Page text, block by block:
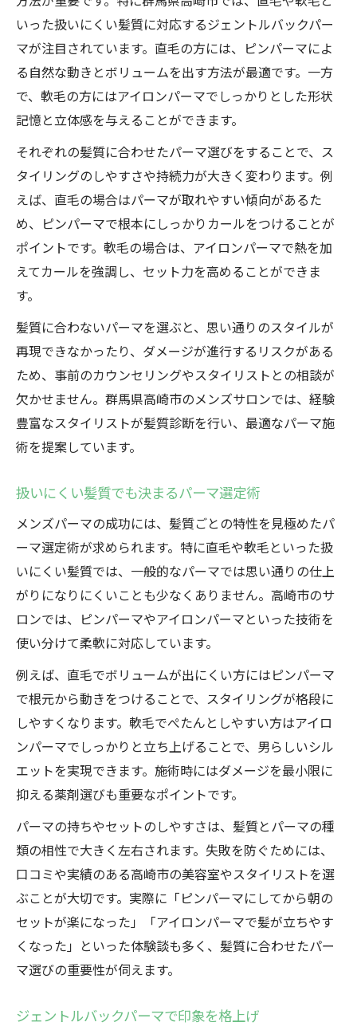
いった扱いにくい髪質に対応するジェントルバックパー
マが注目されています。直毛の方には、ピンパーマによ
る自然な動きとボリュームを出す方法が最適です。一方
で、軟毛の方にはアイロンパーマでしっかりとした形状
記憶と立体感を与えることができます。
それぞれの髪質に合わせたパーマ選びをすることで、ス
タイリングのしやすさや持続力が大きく変わります。例
えば、直毛の場合はパーマが取れやすい傾向があるた
め、ピンパーマで根本にしっかりカールをつけることが
ポイントです。軟毛の場合は、アイロンパーマで熱を加
えてカールを強調し、セット力を高めることができま
す。
髪質に合わないパーマを選ぶと、思い通りのスタイルが
再現できなかったり、ダメージが進行するリスクがある
ため、事前のカウンセリングやスタイリストとの相談が
欠かせません。群馬県高崎市のメンズサロンでは、経験
豊富なスタイリストが髪質診断を行い、最適なパーマ施
術を提案しています。
扱いにくい髪質でも決まるパーマ選定術
メンズパーマの成功には、髪質ごとの特性を見極めたパ
ーマ選定術が求められます。特に直毛や軟毛といった扱
いにくい髪質では、一般的なパーマでは思い通りの仕上
がりになりにくいことも少なくありません。高崎市のサ
ロンでは、ピンパーマやアイロンパーマといった技術を
使い分けて柔軟に対応しています。
例えば、直毛でボリュームが出にくい方にはピンパーマ
で根元から動きをつけることで、スタイリングが格段に
しやすくなります。軟毛でぺたんとしやすい方はアイロ
ンパーマでしっかりと立ち上げることで、男らしいシル
エットを実現できます。施術時にはダメージを最小限に
抑える薬剤選びも重要なポイントです。
パーマの持ちやセットのしやすさは、髪質とパーマの種
類の相性で大きく左右されます。失敗を防ぐためには、
口コミや実績のある高崎市の美容室やスタイリストを選
ぶことが大切です。実際に「ピンパーマにしてから朝の
セットが楽になった」「アイロンパーマで髪が立ちやす
くなった」といった体験談も多く、髪質に合わせたパー
マ選びの重要性が伺えます。
ジェントルバックパーマで印象を格上げ